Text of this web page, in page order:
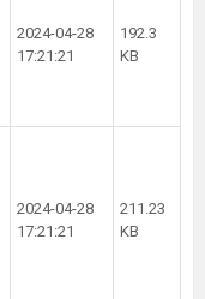
2024-04-28
17:21:21
192.3
KB
2024-04-28
17:21:21
211.23
KB